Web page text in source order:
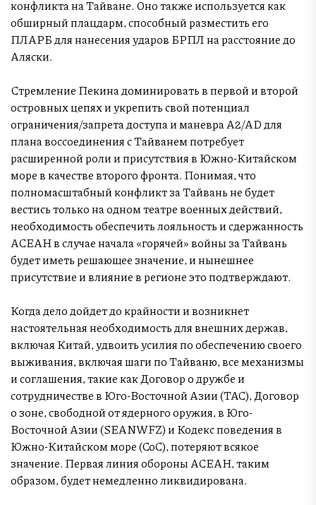
конфликта на Тайване. Оно также используется как
обширный плацдарм, способный разместить его
ПЛАРБ для нанесения ударов БРПЛ на расстояние до
Аляски.
Стремление Пекина доминировать в первой и второй
островных цепях и укрепить свой потенциал
ограничения/запрета доступа и маневра A2/AD для
плана воссоединения с Тайванем потребует
расширенной роли и присутствия в Южно-Китайском
море в качестве второго фронта. Понимая, что
полномасштабный конфликт за Тайвань не будет
вестись только на одном театре военных действий,
необходимость обеспечить лояльность и сдержанность
АСЕАН в случае начала «горячей» войны за Тайвань
будет иметь решающее значение, и нынешнее
присутствие и влияние в регионе это подтверждают.
Когда дело дойдет до крайности и возникнет
настоятельная необходимость для внешних держав,
включая Китай, удвоить усилия по обеспечению своего
выживания, включая шаги по Тайваню, все механизмы
и соглашения, такие как Договор о дружбе и
сотрудничестве в Юго-Восточной Азии (TAC), Договор
о зоне, свободной от ядерного оружия, в Юго-
Восточной Азии (SEANWFZ) и Кодекс поведения в
Южно-Китайском море (CoC), потеряют всякое
значение. Первая линия обороны АСЕАН, таким
образом, будет немедленно ликвидирована.